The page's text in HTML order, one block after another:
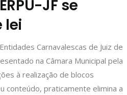
JF se
lei
Carnavalescas de Juiz de
na Câmara Municipal pela
à realização de blocos
conteúdo, praticamente elimina a